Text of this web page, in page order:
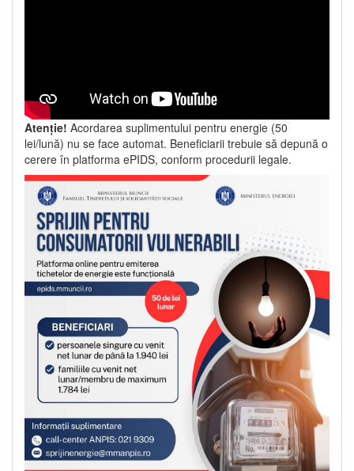
Atenție! Acordarea suplimentului pentru energie (50
lei/lună) nu se face automat. Beneficiarii trebuie să depună o
cerere în platforma ePIDS, conform procedurii legale.